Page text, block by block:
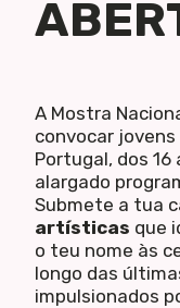
A Mostra
convocar
Portugal, dos 16
alargado
Submete a tua
artísticas que
o teu nome às
longo das
impulsionados